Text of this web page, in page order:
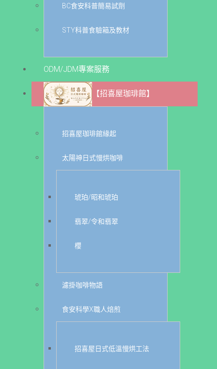
BC食安科普簡易試劑
STY科普食驗箱及教材
ODM/JDM專案服務
【招喜屋珈琲館】
招喜屋珈琲館緣起
太陽神日式慢烘咖啡
琥珀/昭和琥珀
翡翠/令和翡翠
櫻
濾掛咖啡物語
食安科學X職人焙煎
招喜屋日式低溫慢烘工法